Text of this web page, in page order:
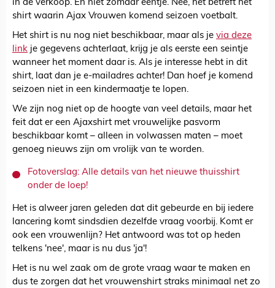
in de verkoop. En niet zomaar eentje. Nee, het betreft het
shirt waarin Ajax Vrouwen komend seizoen voetbalt.
Het shirt is nu nog niet beschikbaar, maar als je via deze
link je gegevens achterlaat, krijg je als eerste een seintje
wanneer het moment daar is. Als je interesse hebt in dit
shirt, laat dan je e-mailadres achter! Dan hoef je komend
seizoen niet in een kindermaatje te lopen.
We zijn nog niet op de hoogte van veel details, maar het
feit dat er een Ajaxshirt met vrouwelijke pasvorm
beschikbaar komt – alleen in volwassen maten – moet
genoeg nieuws zijn om vrolijk van te worden.
Fotoverslag: Alle details van het nieuwe thuisshirt
onder de loep!
Het is alweer jaren geleden dat dit gebeurde en bij iedere
lancering komt sindsdien dezelfde vraag voorbij. Komt er
ook een vrouwenlijn? Het antwoord was tot op heden
telkens 'nee', maar is nu dus 'ja'!
Het is nu wel zaak om de grote vraag waar te maken en
dus te zorgen dat het vrouwenshirt straks minimaal net zo